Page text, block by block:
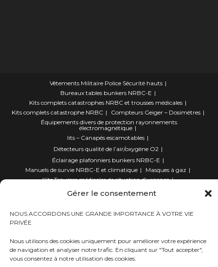
Gérer le consentement
NOUS ACCORDONS UNE GRANDE IMPORTANCE À VOTRE VIE
PRIVÉE
Nous utilisons des cookies uniquement pour améliorer votre expérience
de navigation et analyser notre trafic. En cliquant sur "Tout accepter",
vous consentez à notre utilisation des cookies.
Vêtements Militaire Police Sécurité hauts
Bureaux tables bunkers NRBC-E
Kits complets catastrophes NRBC et trousses médicales
Kits complets catastrophe NRBC
Compteurs Geiger – Dosimètres
Équipements divers de protection rayonnements
électromagnétique
lits – Canapés escamotables
Détecteurs qualité de l’air/oxygène O2
Éclairage plafonniers bunkers NRBC-E
Manuels de survie NRBC-E et climatique
Masques à gaz
Kits Trousses médicales de situation d’urgence
Équipements accessoires Militaires Police Sécurité
Vêtements Militaire Police Sécurité Bas
Générateurs d’électricité-Piles à combustible
Filtre à Charbon Actif NBC
Produits décontaminants NBC